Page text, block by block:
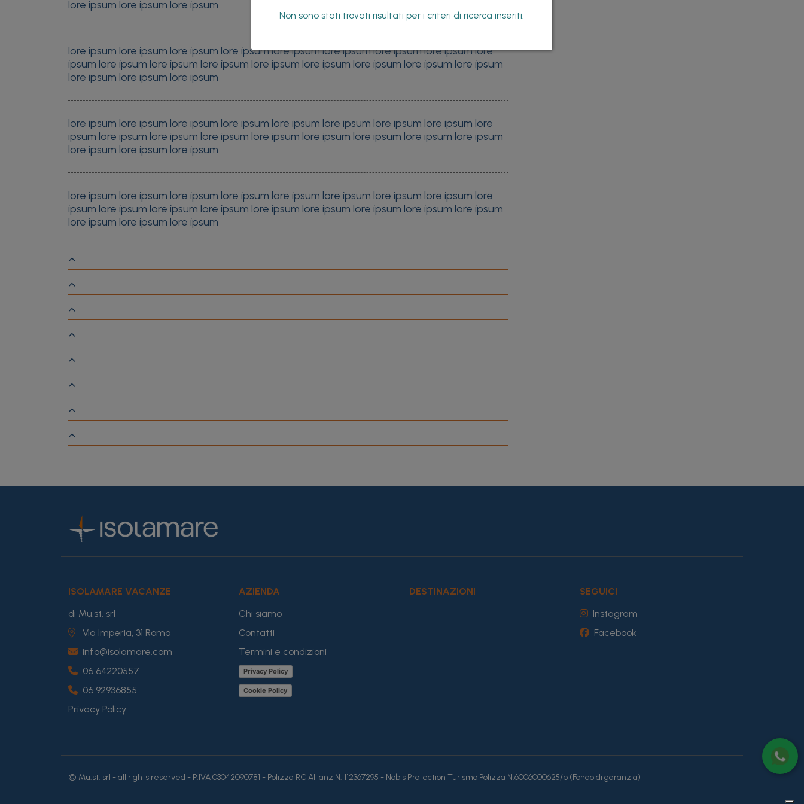
lore ipsum lore ipsum lore ipsum
lore ipsum lore ipsum lore ipsum lore ipsum lore ipsum lore ipsum lore ipsum lore ipsum lore
ipsum lore ipsum lore ipsum lore ipsum lore ipsum lore ipsum lore ipsum lore ipsum lore ipsum
lore ipsum lore ipsum lore ipsum
lore ipsum lore ipsum lore ipsum lore ipsum lore ipsum lore ipsum lore ipsum lore ipsum lore
ipsum lore ipsum lore ipsum lore ipsum lore ipsum lore ipsum lore ipsum lore ipsum lore ipsum
lore ipsum lore ipsum lore ipsum
lore ipsum lore ipsum lore ipsum lore ipsum lore ipsum lore ipsum lore ipsum lore ipsum lore
ipsum lore ipsum lore ipsum lore ipsum lore ipsum lore ipsum lore ipsum lore ipsum lore ipsum
lore ipsum lore ipsum lore ipsum
ISOLAMARE VACANZE
di Mu.st. srl
Via Imperia, 31 Roma
info@isolamare.com
06 64220557
06 92936855
Privacy Policy
AZIENDA
Chi siamo
Contatti
Termini e condizioni
Privacy Policy
Cookie Policy
DESTINAZIONI
SEGUICI
Instagram
Facebook
© Mu.st. srl - all rights reserved - P.IVA 03042090781 - Polizza RC Allianz N. 112367295 - Nobis Protection Turismo Polizza N.6006000625/b (Fondo di garanzia)
Non sono stati trovati risultati per i criteri di ricerca inseriti.